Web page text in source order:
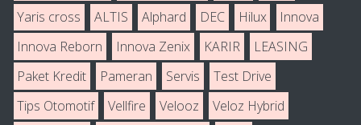
Yaris cross
ALTIS Alphard DEC Hilux
Innova
Innova Reborn
Innova Zenix KARIR
LEASING
Paket Kredit
Pameran Servis
Test Drive
Tips Otomotif
Vellfire Velooz
Veloz Hybrid